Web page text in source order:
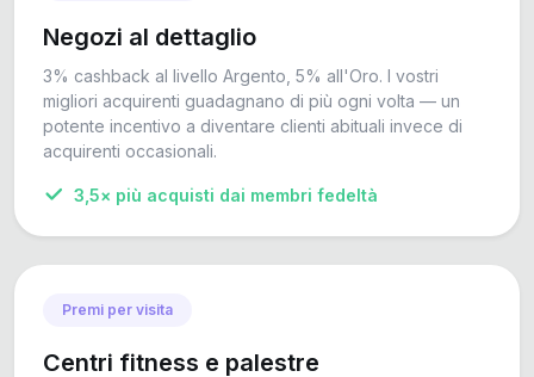
Negozi al dettaglio
3% cashback al livello Argento, 5% all'Oro. I vostri
migliori acquirenti guadagnano di più ogni volta — un
potente incentivo a diventare clienti abituali invece di
acquirenti occasionali.
3,5× più acquisti dai membri fedeltà
Premi per visita
Centri fitness e palestre